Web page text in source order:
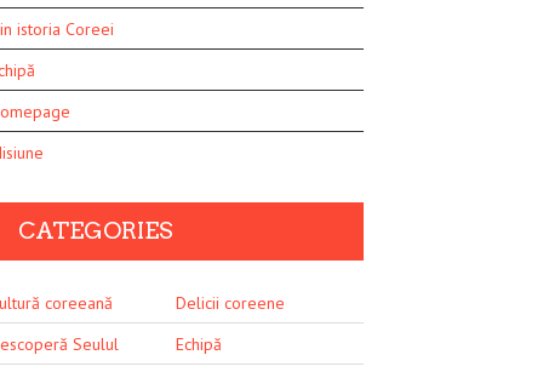
istoria Coreei
CATEGORIES
coreeană
Delicii coreene
Seulul
Echipă